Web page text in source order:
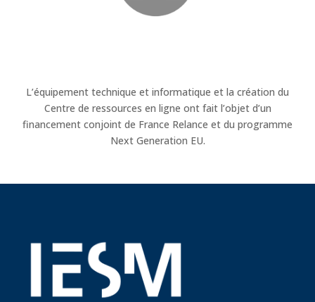
L’équipement technique et informatique et la création du
Centre de ressources en ligne ont fait l’objet d’un
financement conjoint de France Relance et du programme
Next Generation EU.